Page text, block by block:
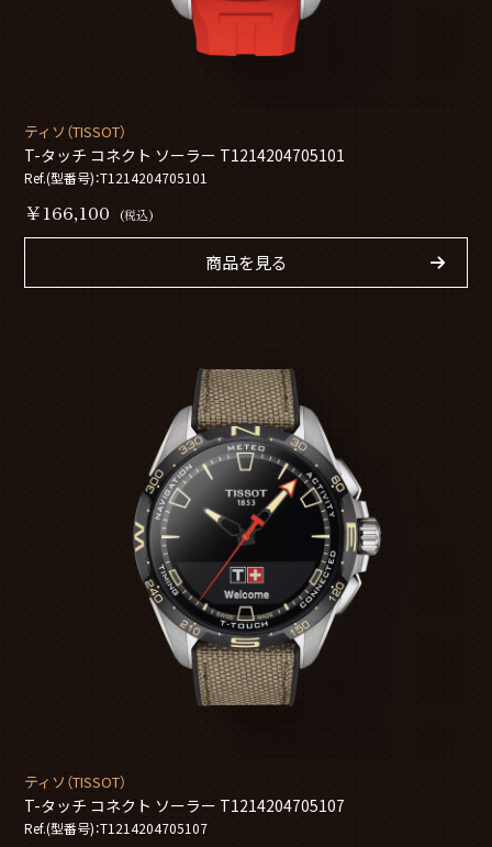
ティソ（TISSOT）
T-タッチ コネクト ソーラー T1214204705101
Ref.(型番号)：T1214204705101
￥166,100 (税込)
商品を見る
ティソ（TISSOT）
T-タッチ コネクト ソーラー T1214204705107
Ref.(型番号)：T1214204705107